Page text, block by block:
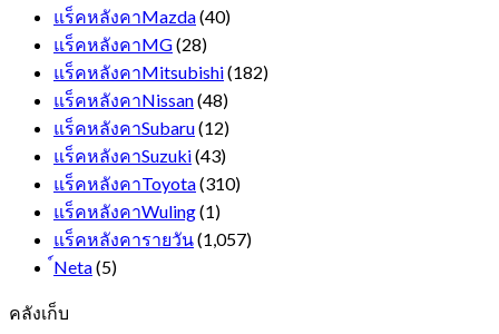
แร็คหลังคาMazda(40)
แร็คหลังคาMG(28)
แร็คหลังคาMitsubishi(182)
แร็คหลังคาNissan(48)
แร็คหลังคาSubaru(12)
แร็คหลังคาSuzuki(43)
แร็คหลังคาToyota(310)
แร็คหลังคาWuling(1)
แร็คหลังคารายวัน(1,057)
์Neta(5)
คลังเก็บ